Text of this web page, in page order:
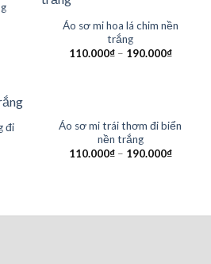
Áo sơ mi hoa lá chim nền
trắng
110.000₫– 190.000₫
đi
Áo sơ mi trái thơm đi biển
nền trắng
110.000₫– 190.000₫